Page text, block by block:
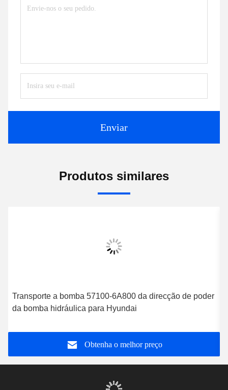
Enviar
Produtos similares
Transporte a bomba 57100-6A800 da direcção de poder
da bomba hidráulica para Hyundai
Obtenha o melhor preço